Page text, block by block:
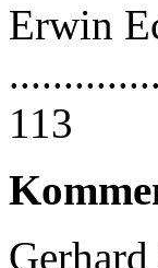
Erwin
113